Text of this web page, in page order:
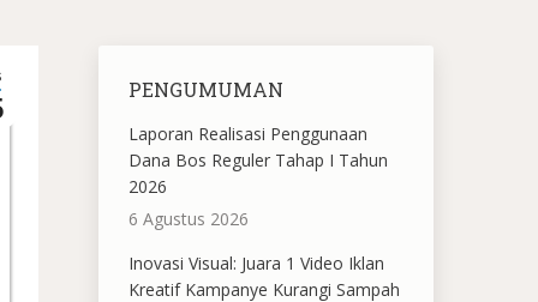
PENGUMUMAN
Laporan Realisasi Penggunaan
Dana Bos Reguler Tahap I Tahun
2026
6 Agustus 2026
Inovasi Visual: Juara 1 Video Iklan
Kreatif Kampanye Kurangi Sampah